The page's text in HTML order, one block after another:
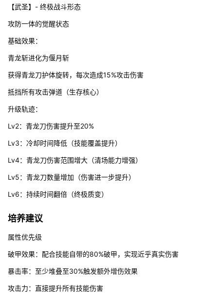
【武圣】- 终极战斗形态
攻防一体的觉醒状态
基础效果：
青龙斩进化为偃月斩
获得青龙刀护体旋转，每次造成15%攻击伤害
抵挡所有攻击弹道（生存核心）
升级轨迹：
Lv2：青龙刀伤害提升至20%
Lv3：冷却时间降低（技能覆盖提升）
Lv4：青龙刀伤害范围增大（清场能力增强）
Lv5：青龙刀数量增加（伤害进一步提升）
Lv6：持续时间翻倍（终极质变）
培养建议
属性优先级
破甲效果：配合技能自带的80%破甲，实现近乎真实伤害
暴击率：至少堆叠至30%触发额外增伤效果
攻击力：直接提升所有技能伤害